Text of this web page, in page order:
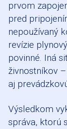
prvom
pred
nepoužívaný
revízie
povinné. Iná
živnostníkov
aj
Výsledkom
správa, ktorú